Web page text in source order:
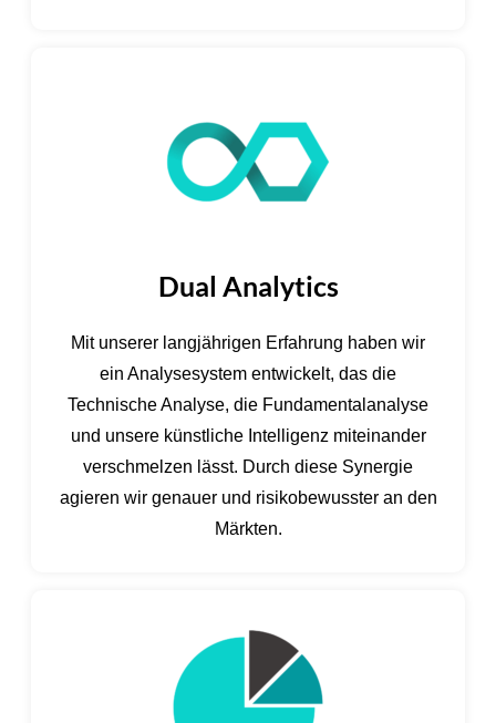
Dual Analytics
Mit unserer langjährigen Erfahrung haben wir
ein Analysesystem entwickelt, das die
Technische Analyse, die Fundamentalanalyse
und unsere künstliche Intelligenz miteinander
verschmelzen lässt. Durch diese Synergie
agieren wir genauer und risikobewusster an den
Märkten.